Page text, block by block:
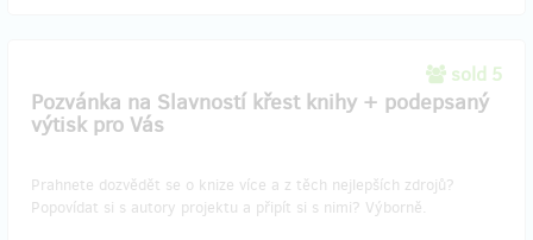
sold 5
Pozvánka na Slavností křest knihy + podepsaný
výtisk pro Vás
Prahnete dozvědět se o knize více a z těch nejlepších zdrojů?
Popovídat si s autory projektu a připít si s nimi? Výborně.